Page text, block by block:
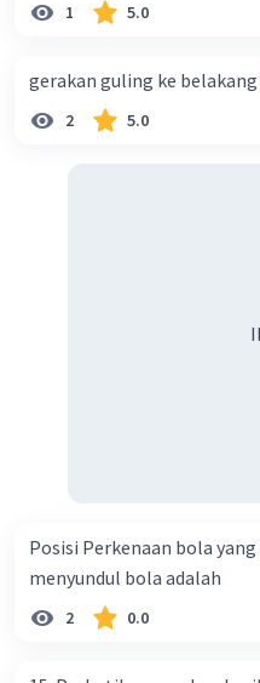
1 5.0
gerakan guling ke
2 5.0
Posisi Perkenaan bola
menyundul bola adalah​
2 0.0